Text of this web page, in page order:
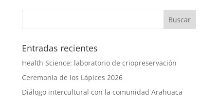
Entradas recientes
Health Science: laboratorio de criopreservación
Ceremonia de los Lápices 2026
Diálogo intercultural con la comunidad Arahuaca